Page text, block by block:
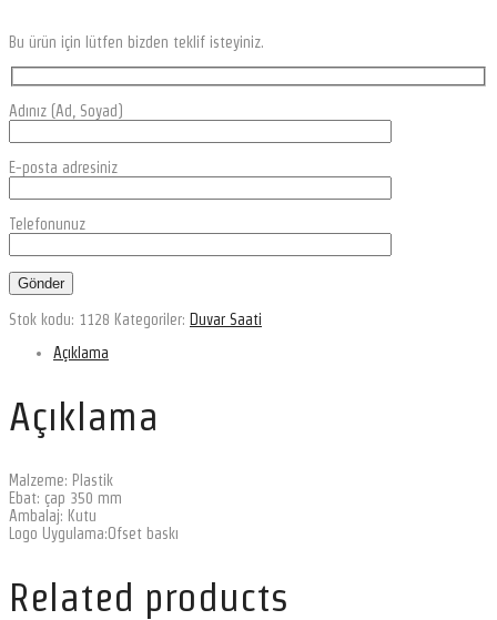
Bu ürün için lütfen bizden teklif isteyiniz.
Adınız (Ad, Soyad)
E-posta adresiniz
Telefonunuz
Stok kodu: 1128 Kategoriler: Duvar Saati
Açıklama
Açıklama
Malzeme: Plastik
Ebat: çap 350 mm
Ambalaj: Kutu
Logo Uygulama:Ofset baskı
Related products